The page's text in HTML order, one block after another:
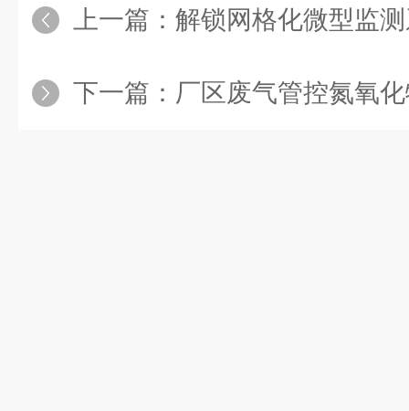
上一篇： 解锁网格化微型监测系统：实
下一篇： 厂区废气管控氮氧化物气体在线监